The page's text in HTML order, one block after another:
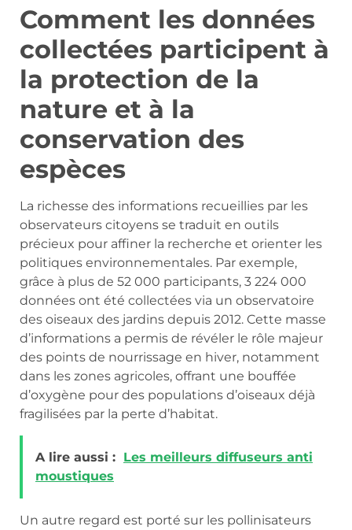
Comment les données
collectées participent à
la protection de la
nature et à la
conservation des
espèces
La richesse des informations recueillies par les
observateurs citoyens se traduit en outils
précieux pour affiner la recherche et orienter les
politiques environnementales. Par exemple,
grâce à plus de 52 000 participants, 3 224 000
données ont été collectées via un observatoire
des oiseaux des jardins depuis 2012. Cette masse
d’informations a permis de révéler le rôle majeur
des points de nourrissage en hiver, notamment
dans les zones agricoles, offrant une bouffée
d’oxygène pour des populations d’oiseaux déjà
fragilisées par la perte d’habitat.
A lire aussi : Les meilleurs diffuseurs anti
moustiques
Un autre regard est porté sur les pollinisateurs